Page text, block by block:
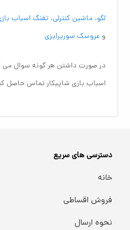
لگو، ماشین کنترلی، تفنگ اسباب
و عروسک سورپرایزی
در صورت داشتن هر گونه سوال می
اسباب بازی شاپیکار تماس حاصل
دسترسی های سریع
خانه
فروش اقساطی
نحوه ارسال